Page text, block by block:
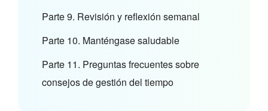
Parte 9. Revisión y reflexión semanal
Parte 10. Manténgase saludable
Parte 11. Preguntas frecuentes sobre
consejos de gestión del tiempo